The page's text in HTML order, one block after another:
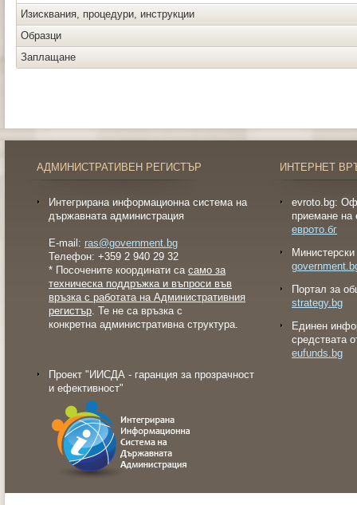
Изисквания, процедури, инструкции
Образци
Заплащане
АДМИНИСТРАТИВЕН РЕГИСТЪР
Интегрирана информационна система на
държавната администрация
E-mail: ras@government.bg
Телефон: +359 2 940 29 32
* Посочените координати са само за
техническа поддръжка и въпроси във
връзка с работата на Административния
регистър. Те не са връзка с
конкретна административна структура.
Проект "ИИСДА - гаранция за прозрачност
и ефективност"
ИНТЕРНЕТ
evroto.bg:
приемане на
еврото.бг
Портал за
strategy.bg
Eдинен
средствата
eufunds.bg